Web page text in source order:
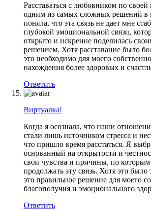
Расставаться с любовником по
одним из самых сложных решений
поняла, что эта связь не дает мне
глубокой эмоциональной связи,
открыто и искренне поделилась
решением. Хотя расставание было
это необходимо для моего
нахождения более здоровых и
Ответить
Виртуалка!
Когда я осознала, что наши
стали лишь источником стресса и
что пришло время расстаться. Я
основанный на открытости и
свои чувства и причины, по
продолжать эту связь. Хотя это было
это правильное решение для моего
благополучия и эмоционального
Ответить